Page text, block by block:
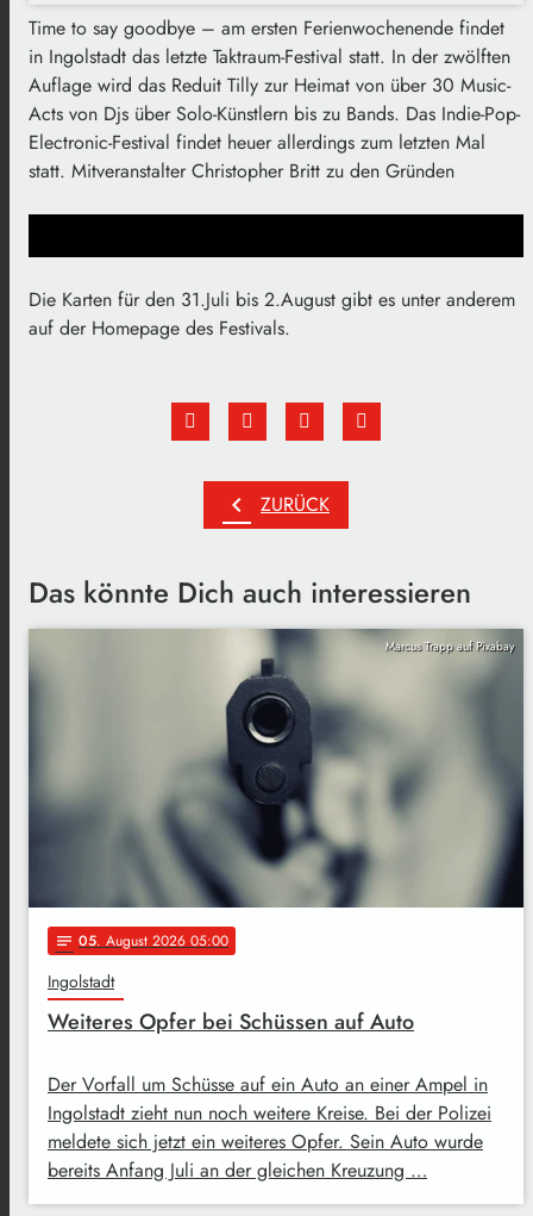
Time to say goodbye – am ersten Ferienwochenende findet
in Ingolstadt das letzte Taktraum-Festival statt. In der zwölften
Auflage wird das Reduit Tilly zur Heimat von über 30 Music-
Acts von Djs über Solo-Künstlern bis zu Bands. Das Indie-Pop-
Electronic-Festival findet heuer allerdings zum letzten Mal
statt. Mitveranstalter Christopher Britt zu den Gründen
Die Karten für den 31.Juli bis 2.August gibt es unter anderem
auf der Homepage des Festivals.
chevron_left ZURÜCK
Das könnte Dich auch interessieren
Marcus Trapp auf Pixabay
notes 05. August 2026 05:00
Ingolstadt
Weiteres Opfer bei Schüssen auf Auto
Der Vorfall um Schüsse auf ein Auto an einer Ampel in
Ingolstadt zieht nun noch weitere Kreise. Bei der Polizei
meldete sich jetzt ein weiteres Opfer. Sein Auto wurde
bereits Anfang Juli an der gleichen Kreuzung …